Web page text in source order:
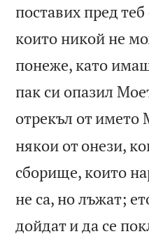
поставих пред
които никой не
понеже, като
пак си опазил
отрекъл от името
някои от онези,
сборище, които
не са, но лъжат;
дойдат и да се